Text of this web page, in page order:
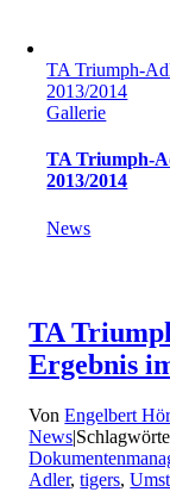
TA Triumph-
2013/2014
Gallerie
TA Triumph-
2013/2014
News
TA
Ergebnis
VonEngelbert
News|
Adler,tigers,